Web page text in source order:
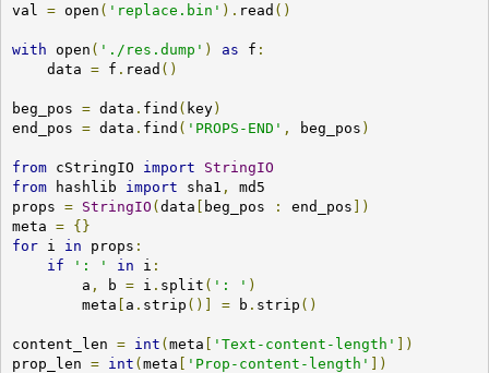
val = open ( 'replace.bin' ). read ()
with open ( './res.dump' ) as f :
    data
= f . read ()
beg_pos = data . find ( key)
end_pos = data . find ( 'PROPS-END' , beg_pos )
from cStringIO import
StringIO
from hashlib import sha1 ,
md5
props = StringIO (data [ beg_pos : end_pos ])
meta =
{}
for i in props :
if
': ' in i :
        a
, b = i . split ( ': ' )
        meta
[ a . strip ()] = b . strip ()
content_len = int (meta [ 'Text-content-length' ])
prop_len = int (meta [ 'Prop-content-length' ])